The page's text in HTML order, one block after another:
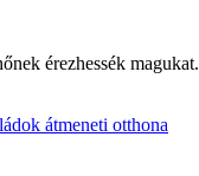
érezhessék magukat.